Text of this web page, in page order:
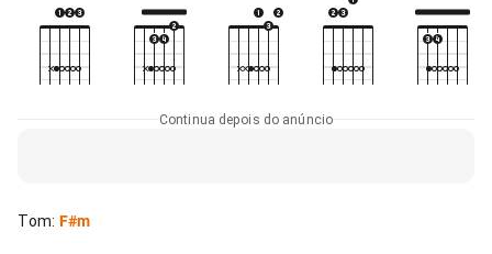
Continua depois do anúncio
Tom: F#m